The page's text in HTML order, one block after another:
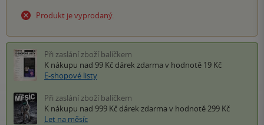
Produkt je vyprodaný.
Při zaslání zboží balíčkem
K nákupu nad 99 Kč dárek zdarma v hodnotě 19 Kč
E-shopové listy
Při zaslání zboží balíčkem
K nákupu nad 999 Kč dárek zdarma v hodnotě 299 Kč
Let na měsíc